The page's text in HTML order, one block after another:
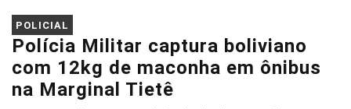
POLICIAL
Polícia Militar captura boliviano
com 12kg de maconha em ônibus
na Marginal Tietê